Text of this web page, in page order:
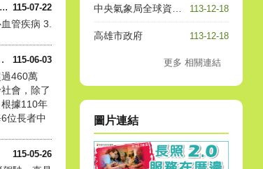
115-07-22
管疾病 3.
115-06-03
的第....
460萬
會，除了
據110年
位長者中
115-05-26
113-12-18
中央氣象局全球資訊網
113-12-18
高雄市政府
更多 相關連結
圖片連結